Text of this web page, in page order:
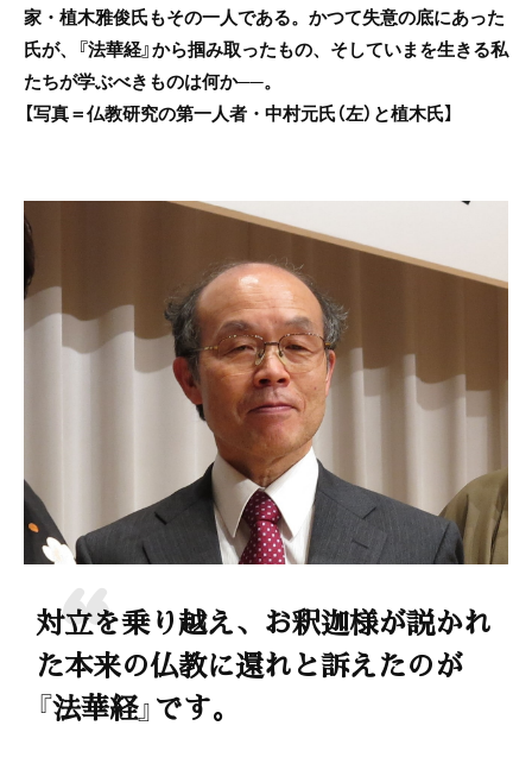
家・植木雅俊氏もその一人である。かつて失意の底にあった
氏が、『法華経』から掴み取ったもの、そしていまを生きる私
たちが学ぶべきものは何か──。
【写真＝仏教研究の第一人者・中村元氏（左）と植木氏】
対立を乗り越え、お釈迦様が説かれ
た本来の仏教に還れと訴えたのが
『法華経』です。